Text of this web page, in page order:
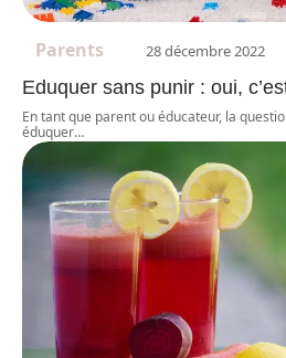
Parents 28 décembre 2022
Eduquer sans punir : oui,
En tant que parent ou éducateur, la
éduquer…